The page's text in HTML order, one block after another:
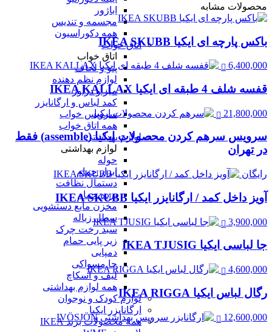
اباژور
مجسمه و تندیس
همه دکوراسیون
اتاق خواب
اتاق خواب
پتو و لحاف
لوازم نظم دهنده
میز و دراور
کمد لباس و ارگانایزر
سرویس خواب
همه اتاق خواب
لوازم بهداشتی
لوازم بهداشتی
حوله
ابزار حمام
دستمال نظافت
پرده حمام
مخزن مایع دستشویی
سطل زباله
سبد رخت چرک
زیر پایی حمام
دمپایی
جا مسواکی
لیف و اسکاچ
همه لوازم بهداشتی
لوازم کودک و نوجوان
ارگانایزر ایکیا
همه محصولات برند IKEA
محصولات مشابه
باکس پارچه ای ایکیا IKEA SKUBB
6,400,000
قفسه شلف 4 طبقه ای ایکیا IKEA KALLAX
21,800,000
سرویس سرهم کردن محصولات ایکیا (assemble) فقط
در تهران
رایگان
آویز داخل کمد / ارگانایزر ایکیا IKEA SKUBB
3,900,000
جا لباسی ایکیا IKEA TJUSIG
4,600,000
رگال لباس ایکیا IKEA RIGGA
12,600,000